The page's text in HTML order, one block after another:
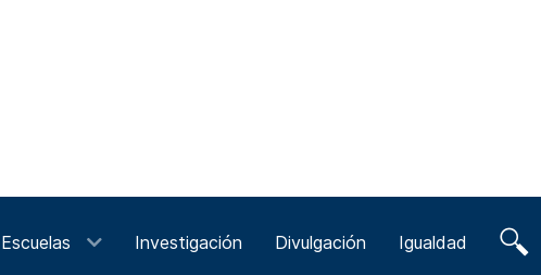
Escuelas Investigación Divulgación Igualdad